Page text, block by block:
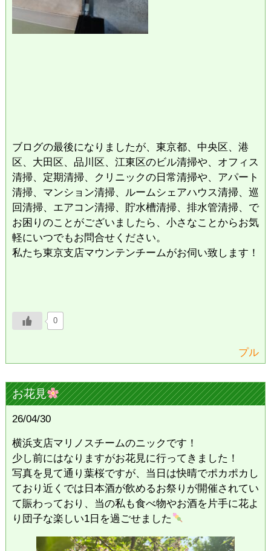
ブログの最後になりましたが、東京都、中央区、港
区、大田区、品川区、江東区のビル清掃や、オフィス
清掃、定期清掃、クリニックの日常清掃や、アパート
清掃、マンション清掃、ルームシェアハウス清掃、巡
回清掃、エアコン清掃、貯水槽清掃、排水管清掃、で
お困りのことがございましたら、小さなことからお気
軽にいつでもお問合せください。
私たち東京支店マウンテンチームがお伺い致します！
0
プル
お花見
26/04/30
横浜支店マリノスチームのニックです！
少し前にはなりますがお花見に行ってきました！
写真を見て通り葉桜ですが、当日は快晴でポカポカし
ており近くでは日本酒が飲めるお祭りが開催されてい
て賑わっており、当の私も食べ物やお酒を片手に花よ
り団子な楽しい1日を過ごせました